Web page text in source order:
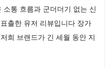
통 흐름과 군더더기 없는 신
출한 유저 리뷰입니다 장가
희 브랜드가 긴 세월 동안 지